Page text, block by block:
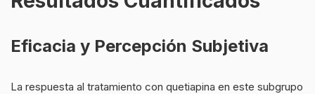
Eficacia y Percepción Subjetiva
La respuesta al tratamiento con quetiapina en este subgrupo